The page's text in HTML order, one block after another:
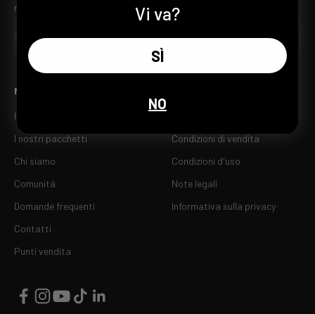
nostra newsletter!
E-mail
Menu
Il nostro prodotto
I nostri pacchetti
Chi siamo
Comunità
Domande frequenti
Contatti
Punti vendita
Condizioni di vendita
Condizioni d'uso
Note legali
Informativa sulla privacy
Vi va?
SÌ
NO